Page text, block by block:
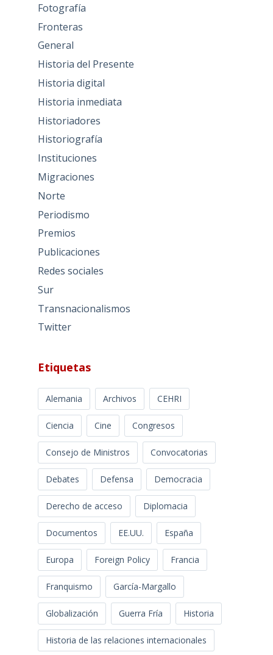
Fotografía
Fronteras
General
Historia del Presente
Historia digital
Historia inmediata
Historiadores
Historiografía
Instituciones
Migraciones
Norte
Periodismo
Premios
Publicaciones
Redes sociales
Sur
Transnacionalismos
Twitter
Etiquetas
Alemania Archivos CEHRI
Ciencia Cine Congresos
Consejo de Ministros Convocatorias
Debates Defensa Democracia
Derecho de acceso Diplomacia
Documentos EE.UU. España
Europa Foreign Policy Francia
Franquismo García-Margallo
Globalización Guerra Fría Historia
Historia de las relaciones internacionales